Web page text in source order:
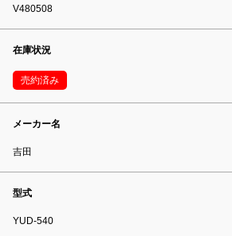
V480508
在庫状況
売約済み
メーカー名
吉田
型式
YUD-540